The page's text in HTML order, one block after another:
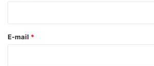
*
E-mail *